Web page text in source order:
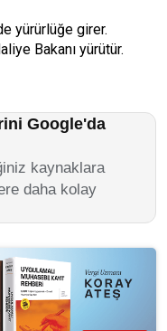
yürürlüğe girer.
Bakanı yürütür.
Google'da
kaynaklara
daha kolay